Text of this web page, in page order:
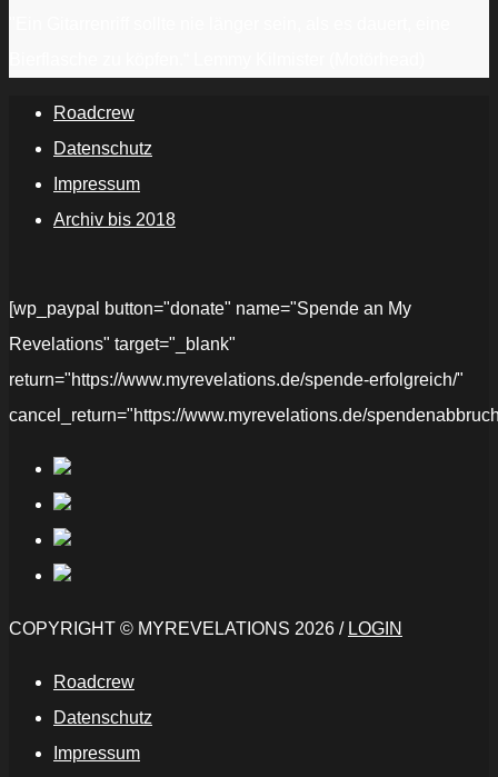
Roadcrew
Datenschutz
Impressum
Archiv bis 2018
[wp_paypal button="donate" name="Spende an My
Revelations" target="_blank"
return="https://www.myrevelations.de/spende-erfolgreich/"
cancel_return="https://www.myrevelations.de/
COPYRIGHT © MYREVELATIONS 2026 / LOGIN
Roadcrew
Datenschutz
Impressum